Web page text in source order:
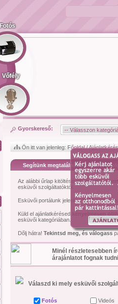
Fotós
Vőfély
Gyorskereső:
Ön itt van jelenleg: Főoldal/Ajánlatkérés
Segítünk megtalálni az esküvői
Az alábbi űrlap kitöltésével kérhetsz
esküvői szolgáltatóktól.
Esküvői portálunk jelenleg 1474esküvői
Küld el ajánlatkérésed
esküvői kategóriában.
Dőlj hátra! Tekintsd meg, és válogass
Minél részletesebben
árajánlatot fognak
Válaszd ki mely esküvői
Fotós Videós